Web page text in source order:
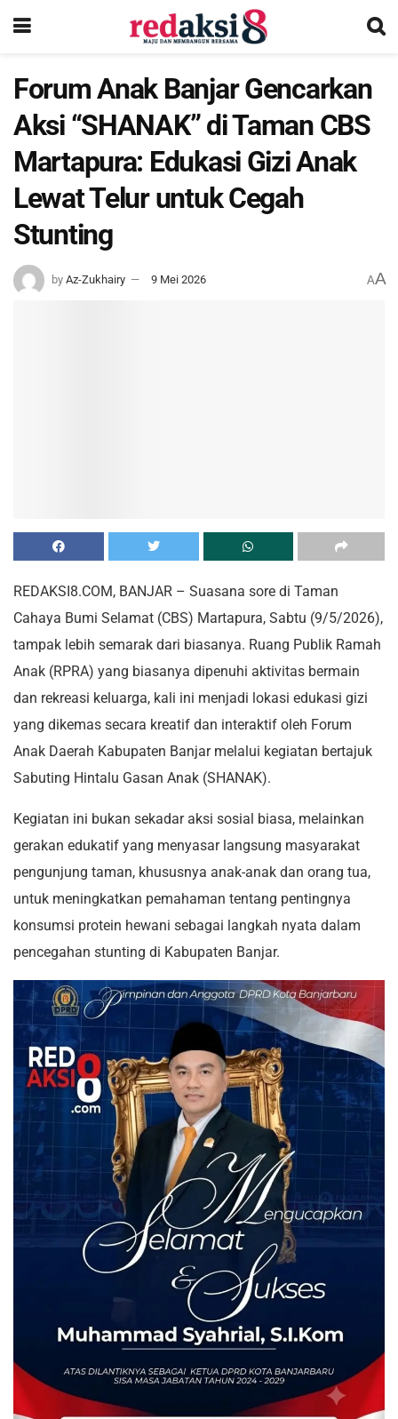
Forum Anak Banjar Gencarkan
Aksi “SHANAK” di Taman CBS
Martapura: Edukasi Gizi Anak
Lewat Telur untuk Cegah
Stunting
by Az-Zukhairy 9 Mei 2026 AA
REDAKSI8.COM, BANJAR – Suasana sore di Taman
Cahaya Bumi Selamat (CBS) Martapura, Sabtu (9/5/2026),
tampak lebih semarak dari biasanya. Ruang Publik Ramah
Anak (RPRA) yang biasanya dipenuhi aktivitas bermain
dan rekreasi keluarga, kali ini menjadi lokasi edukasi gizi
yang dikemas secara kreatif dan interaktif oleh Forum
Anak Daerah Kabupaten Banjar melalui kegiatan bertajuk
Sabuting Hintalu Gasan Anak (SHANAK).
Kegiatan ini bukan sekadar aksi sosial biasa, melainkan
gerakan edukatif yang menyasar langsung masyarakat
pengunjung taman, khususnya anak-anak dan orang tua,
untuk meningkatkan pemahaman tentang pentingnya
konsumsi protein hewani sebagai langkah nyata dalam
pencegahan stunting di Kabupaten Banjar.